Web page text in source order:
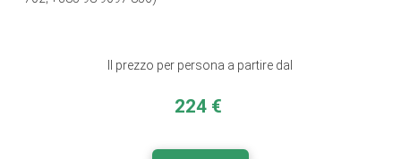
Il prezzo per persona a partire dal
224 €